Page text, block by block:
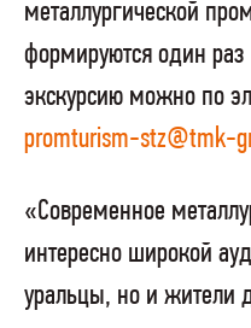
металлургической
формируются один раз
экскурсию можно по
promturism-stz@tmk-
«Современное
интересно широкой
уральцы, но и жители